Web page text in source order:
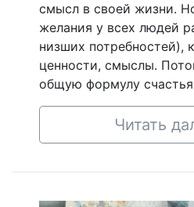
смысл в своей жизни.
желания у всех людей
низших потребностей),
ценности, смыслы.
общую формулу
Читать